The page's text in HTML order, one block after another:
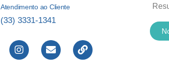
Atendimento ao Cliente
(33) 3331-1341